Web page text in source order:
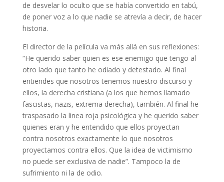
de desvelar lo oculto que se había convertido en tabú,
de poner voz a lo que nadie se atrevía a decir, de hacer
historia.
El director de la película va más allá en sus reflexiones:
“He querido saber quien es ese enemigo que tengo al
otro lado que tanto he odiado y detestado. Al final
entiendes que nosotros tenemos nuestro discurso y
ellos, la derecha cristiana (a los que hemos llamado
fascistas, nazis, extrema derecha), también. Al final he
traspasado la linea roja psicológica y he querido saber
quienes eran y he entendido que ellos proyectan
contra nosotros exactamente lo que nosotros
proyectamos contra ellos. Que la idea de victimismo
no puede ser exclusiva de nadie”. Tampoco la de
sufrimiento ni la de odio.